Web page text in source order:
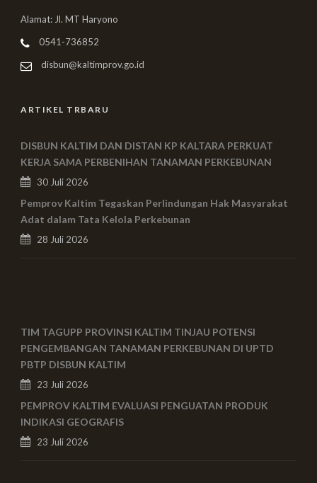
Alamat: Jl. MT Haryono
0541-736852
disbun@kaltimprov.go.id
ARTIKEL TRBARU
DISBUN KALTIM DAN DISTAN KP KALTARA PERKUAT
KERJA SAMA PERBENIHAN TANAMAN PERKEBUNAN
30 Juli 2026
Pemprov Kaltim Tegaskan Perlindungan Hak Masyarakat
Adat dalam Tata Kelola Perkebunan
28 Juli 2026
TIM TAGUPP PROVINSI KALTIM TINJAU POTENSI
PENGEMBANGAN TANAMAN PERKEBUNAN DI UPTD
PBTP DISBUN KALTIM
23 Juli 2026
PEMPROV KALTIM EVALUASI PENGUATAN PRODUK
INDIKASI GEOGRAFIS
23 Juli 2026